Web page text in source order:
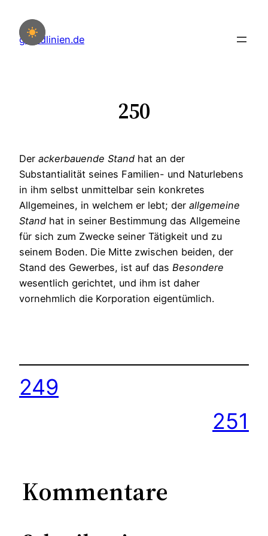
Inhalt
springen
grundlinien.de
250
Der ackerbauende Stand hat an der
Substantialität seines Familien- und Naturlebens
in ihm selbst unmittelbar sein konkretes
Allgemeines, in welchem er lebt; der allgemeine
Stand hat in seiner Bestimmung das Allgemeine
für sich zum Zwecke seiner Tätigkeit und zu
seinem Boden. Die Mitte zwischen beiden, der
Stand des Gewerbes, ist auf das Besondere
wesentlich gerichtet, und ihm ist daher
vornehmlich die Korporation eigentümlich.
249
251
Kommentare